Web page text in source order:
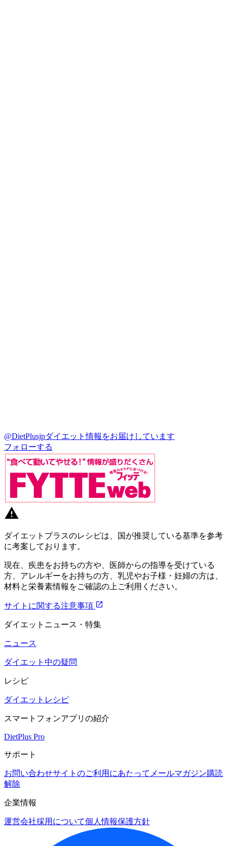
@DietPlusjpダイエット情報をお届けしています
フォローする
ダイエットプラスのレシピは、国が推奨している基準を参考
に考案しております。
現在、疾患をお持ちの方や、医師からの指導を受けている
方、アレルギーをお持ちの方、乳児やお子様・妊婦の方は、
材料と栄養素情報をご確認の上ご利用ください。
サイトに関する注意事項
ダイエットニュース・特集
ニュース
ダイエット中の疑問
レシピ
ダイエットレシピ
スマートフォンアプリの紹介
DietPlus Pro
サポート
お問い合わせサイトのご利用にあたって メールマガジン購読
解除
企業情報
運営会社採用について個人情報保護方針